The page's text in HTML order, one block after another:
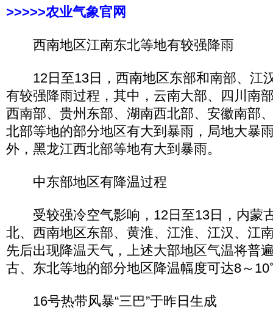
>>>>>农业气象官网
西南地区江南东北等地有较强降雨
12日至13日，西南地区东部和南部、江
有较强降雨过程，其中，云南大部、四川南
西南部、贵州东部、湖南西北部、安徽南部
北部等地的部分地区有大到暴雨，局地大暴
外，黑龙江西北部等地有大到暴雨。
中东部地区有降温过程
受较强冷空气影响，12日至13日，内蒙
北、西南地区东部、黄淮、江淮、江汉、江
先后出现降温天气，上述大部地区气温将普
古、东北等地的部分地区降温幅度可达8～
16号热带风暴“三巴”于昨日生成